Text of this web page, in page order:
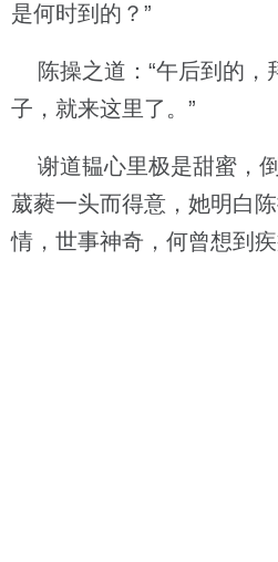
是何时到的？”
陈操之道：“午后到的，
子，就来这里了。”
谢道韫心里极是甜蜜，
葳蕤一头而得意，她明白
情，世事神奇，何曾想到